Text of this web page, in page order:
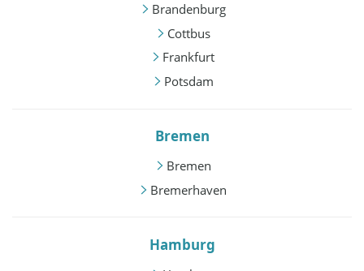
Brandenburg
Cottbus
Frankfurt
Potsdam
Bremen
Bremen
Bremerhaven
Hamburg